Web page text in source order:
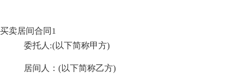
买卖居间合同1
委托人:(以下简称甲方)
居间人：(以下简称乙方)